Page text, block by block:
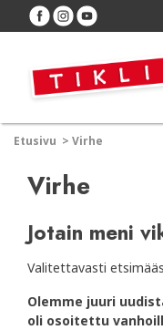
Etusivu > Virhe
Virhe
Jotain meni
Valitettavasti
Olemme juuri
oli osoitettu